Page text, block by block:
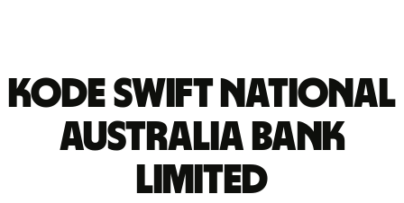
Kode Swift NATIONAL
AUSTRALIA BANK
LIMITED